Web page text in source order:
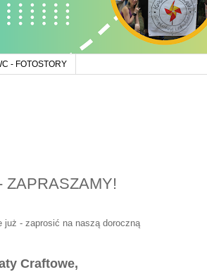
- FOTOSTORY
ZAPRASZAMY!
- zaprosić na naszą doroczną
Craftowe,